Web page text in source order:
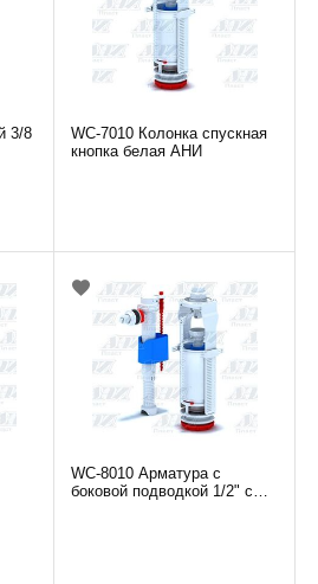
3/8
WC-7010 Колонка спускная
кнопка белая АНИ
WC-8010 Арматура с
боковой подводкой 1/2" с